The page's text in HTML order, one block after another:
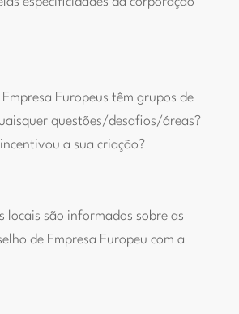
Europeus têm grupos de
questões/desafios/áreas?
a sua criação?
locais são informados sobre as
de Empresa Europeu com a